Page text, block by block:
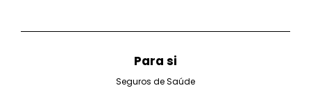
Para si
Seguros de Saúde